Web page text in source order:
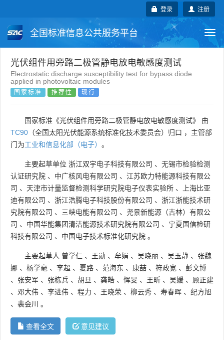
注册
登录
全国标准信息公共服务平台
国家标准 行业标准 地方标准
团体标准 企业标准
光伏组件用旁路二极管静电放电敏感度测试
Electrostatic discharge susceptibility test for bypass diode
applied in photovoltaic modules
国家标准 推荐性 现行
国家标准《光伏组件用旁路二极管静电放电敏感度测试》 由
TC90 （全国太阳光伏能源系统标准化技术委员会）归口 ，主管部
门为工业和信息化部（电子） 。
主要起草单位 浙江双宇电子科技有限公司 、 无锡市检验检测
认证研究院 、 中广核风电有限公司 、 江苏欧力特能源科技有限公
司 、 天津市计量监督检测科学研究院电子仪表实验所 、
上海比亚
迪有限公司 、 浙江浩腾电子科技股份有限公司 、 浙江浙能技术研
究院有限公司 、 三峡电能有限公司 、 尧景新能源（吉林）有限公
司 、 中国华能集团清洁能源技术研究院有限公司 、 宁夏国信检研
科技有限公司 、 中国电子技术标准化研究院 。
主要起草人 曾学仁 、 王勋 、 牟娟 、 吴晓丽 、 吴玉静 、 张魏
娜 、 杨学毫 、 李超 、 夏路 、 范海东 、 康喆 、 符政宽 、 彭文博
、 张安军 、 张栋兵 、 胡旦 、 龚皓 、 恽旻 、 王昕 、 吴媛 、 顾正建
、 邓大伟 、 李进伟 、 程力 、 王晓荣 、 柳云秀 、 寿春晖 、 纪方旭
、 裴会川 。
查看全文 意见建议